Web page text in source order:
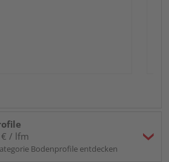
/ lfm
Bodenprofile entdecken